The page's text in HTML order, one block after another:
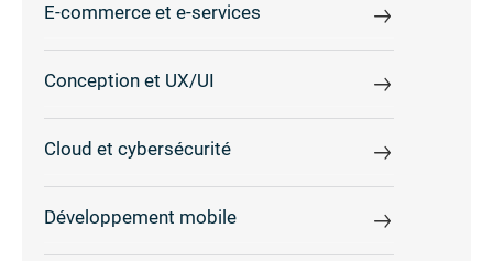
E-commerce et e-services
Conception et UX/UI
Cloud et cybersécurité
Développement mobile